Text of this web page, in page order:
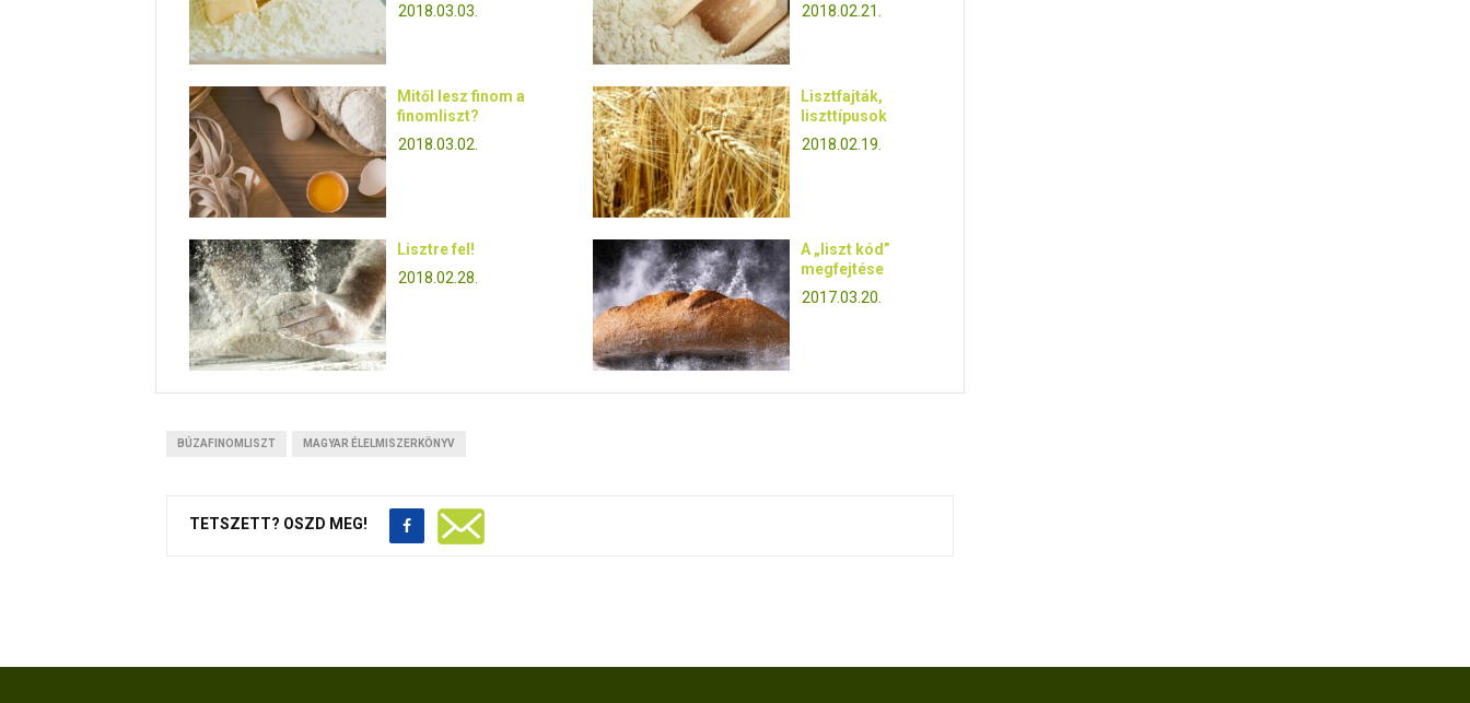
2018.03.03.
Mitől lesz finom a
finomliszt?
2018.03.02.
Lisztre fel!
2018.02.28.
2018.02.21.
Lisztfajták,
liszttípusok
2018.02.19.
A „liszt kód”
megfejtése
2017.03.20.
BÚZAFINOMLISZT MAGYAR ÉLELMISZERKÖNYV
TETSZETT? OSZD MEG!